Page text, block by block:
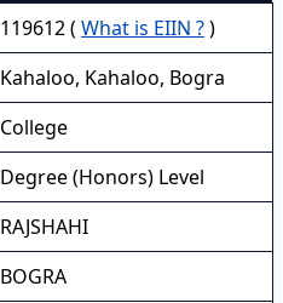
119612 ( What is EIIN ?)
Kahaloo, Kahaloo, Bogra
College
Degree (Honors) Level
RAJSHAHI
BOGRA